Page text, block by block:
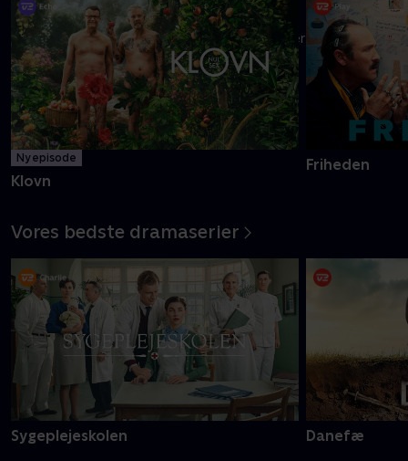
Danmarks pinligste makkerpar Frank og Casper navigerer livet
med tvivlsom succes
Mere info
Ny episode
Klovn
Friheden
Vores bedste dramaserier
Sygeplejeskolen Danefæ